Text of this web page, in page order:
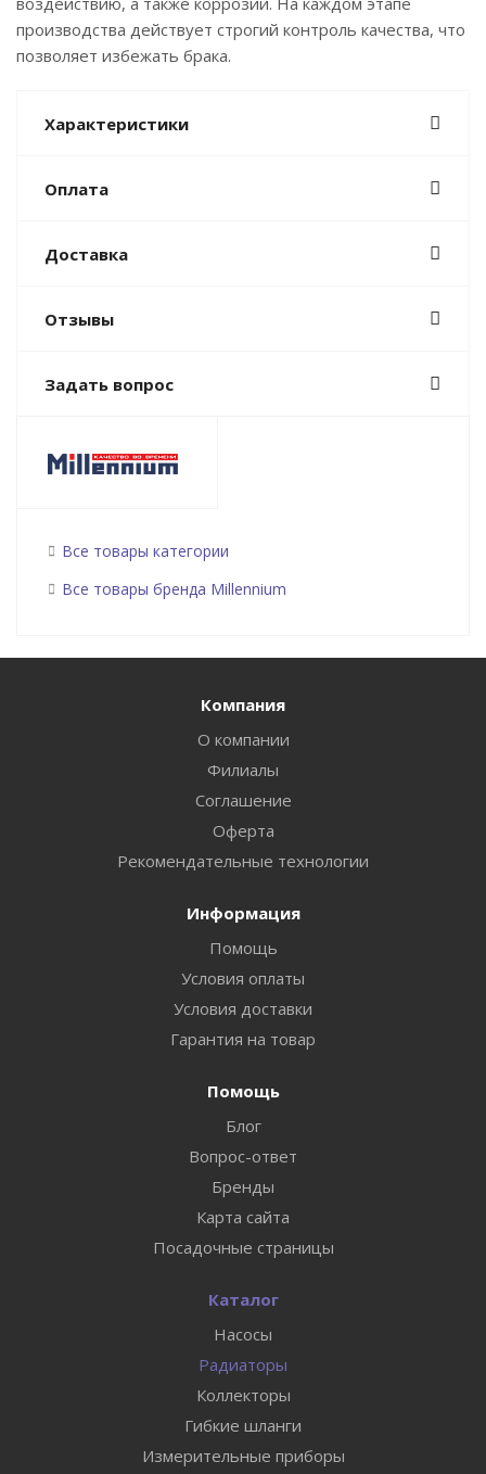
производства действует строгий контроль качества, что
позволяет избежать брака.
Характеристики
Оплата
Доставка
Отзывы
Задать вопрос
Все товары категории
Все товары бренда Millennium
Компания
О компании
Филиалы
Соглашение
Оферта
Рекомендательные технологии
Информация
Помощь
Условия оплаты
Условия доставки
Гарантия на товар
Помощь
Блог
Вопрос-ответ
Бренды
Карта сайта
Посадочные страницы
Каталог
Насосы
Радиаторы
Коллекторы
Гибкие шланги
Измерительные приборы